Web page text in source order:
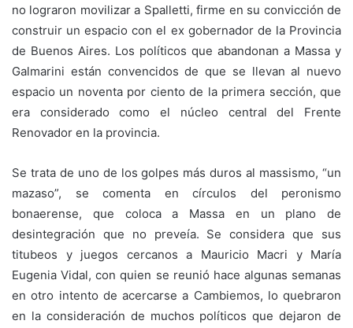
no lograron movilizar a Spalletti, firme en su convicción de
construir un espacio con el ex gobernador de la Provincia
de Buenos Aires. Los políticos que abandonan a Massa y
Galmarini están convencidos de que se llevan al nuevo
espacio un noventa por ciento de la primera sección, que
era considerado como el núcleo central del Frente
Renovador en la provincia.
Se trata de uno de los golpes más duros al massismo, “un
mazaso”, se comenta en círculos del peronismo
bonaerense, que coloca a Massa en un plano de
desintegración que no preveía. Se considera que sus
titubeos y juegos cercanos a Mauricio Macri y María
Eugenia Vidal, con quien se reunió hace algunas semanas
en otro intento de acercarse a Cambiemos, lo quebraron
en la consideración de muchos políticos que dejaron de